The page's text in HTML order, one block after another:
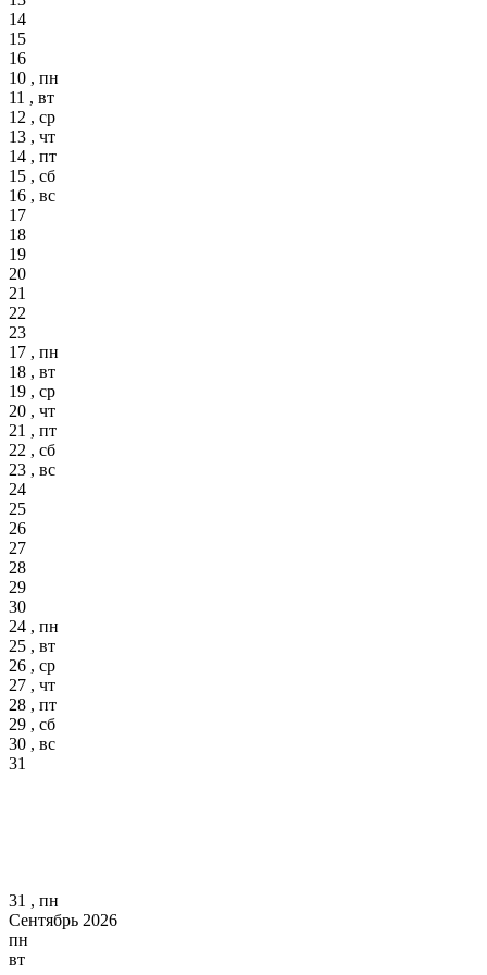
14
15
16
10 , пн
11 , вт
12 , ср
13 , чт
14 , пт
15 , сб
16 , вс
17
18
19
20
21
22
23
17 , пн
18 , вт
19 , ср
20 , чт
21 , пт
22 , сб
23 , вс
24
25
26
27
28
29
30
24 , пн
25 , вт
26 , ср
27 , чт
28 , пт
29 , сб
30 , вс
31
31 , пн
Сентябрь 2026
пн
вт